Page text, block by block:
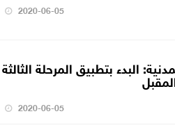
2020-06-05
البدء بتطبيق المرحلة
2020-06-05